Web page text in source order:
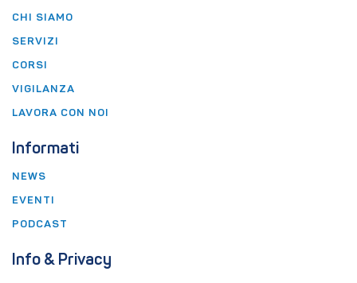
CHI SIAMO
SERVIZI
CORSI
VIGILANZA
LAVORA CON NOI
Informati
NEWS
EVENTI
PODCAST
Info & Privacy